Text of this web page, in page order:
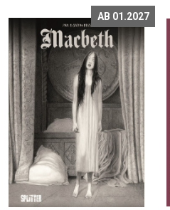
AB 01.2027